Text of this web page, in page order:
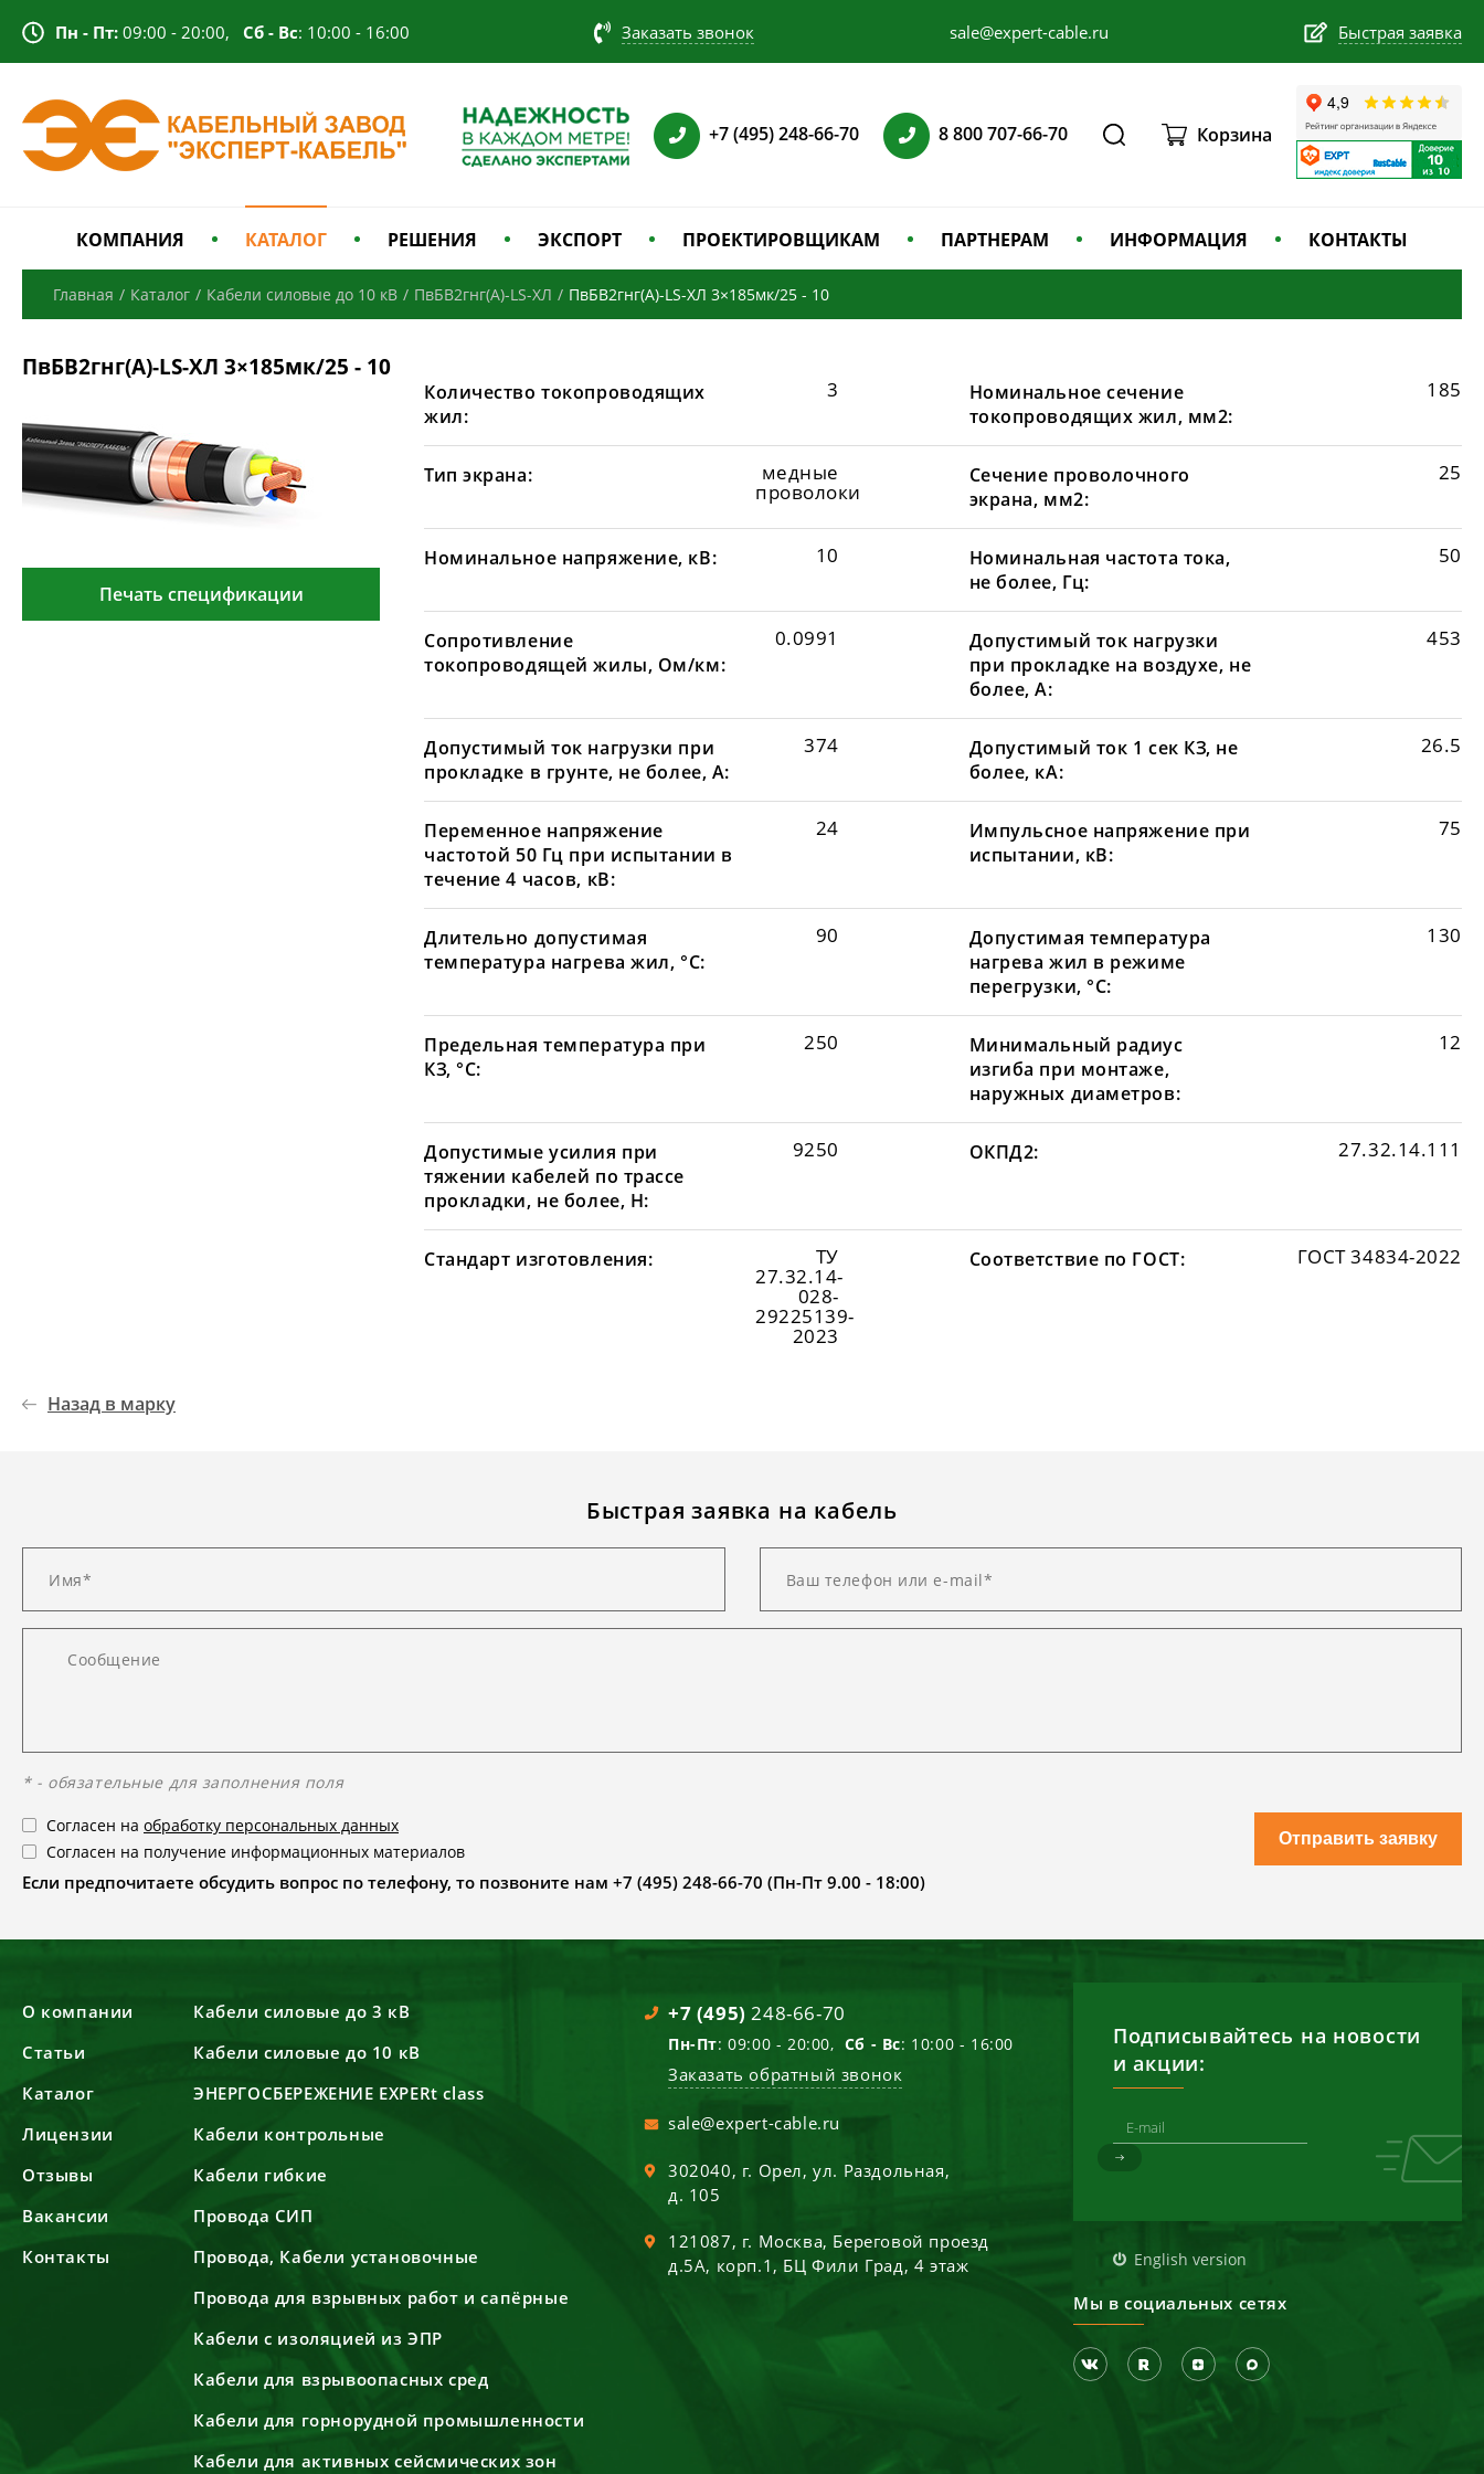
Пн - Пт: 09:00 - 20:00, Сб - Вс: 10:00 - 16:00 Заказать звонок sale@expert-cable.ru Быстрая заявка
+7 (495) 248-66-70 8 800 707-66-70 Корзина
КОМПАНИЯ КАТАЛОГ РЕШЕНИЯ ЭКСПОРТ ПРОЕКТИРОВЩИКАМ ПАРТНЕРАМ ИНФОРМАЦИЯ КОНТАКТЫ
Главная / Каталог / Кабели силовые до 10 кВ / ПвБВ2гнг(А)-LS-ХЛ / ПвБВ2гнг(А)-LS-ХЛ 3×185мк/25 - 10
ПвБВ2гнг(А)-LS-ХЛ 3×185мк/25 - 10
Печать спецификации
Количество токопроводящих
жил:
3
Номинальное сечение
токопроводящих жил, мм2:
185
Тип экрана: медные
проволоки
Сечение проволочного
экрана, мм2:
25
Номинальное напряжение, кВ: 10
Номинальная частота тока,
не более, Гц:
50
Сопротивление
токопроводящей жилы, Ом/км:
0.0991
Допустимый ток нагрузки
при прокладке на воздухе, не
более, А:
453
Допустимый ток нагрузки при
прокладке в грунте, не более, А:
374
Допустимый ток 1 сек КЗ, не
более, кА:
26.5
Переменное напряжение
частотой 50 Гц при испытании в
течение 4 часов, кВ:
24
Импульсное напряжение при
испытании, кВ:
75
Длительно допустимая
температура нагрева жил, °С:
90
Допустимая температура
нагрева жил в режиме
перегрузки, °С:
130
Предельная температура при
КЗ, °С:
250
Минимальный радиус
изгиба при монтаже,
наружных диаметров:
12
Допустимые усилия при
тяжении кабелей по трассе
прокладки, не более, Н:
9250 ОКПД2: 27.32.14.111
Стандарт изготовления: ТУ
27.32.14-
028-
29225139-
2023
Соответствие по ГОСТ: ГОСТ 34834-2022
Назад в марку
Быстрая заявка на кабель
* - обязательные для заполнения поля
Согласен на обработку персональных данных
Согласен на получение информационных материалов
Если предпочитаете обсудить вопрос по телефону, то позвоните нам +7 (495) 248-66-70 (Пн-Пт 9.00 - 18:00)
Отправить заявку
О компании
Статьи
Каталог
Лицензии
Отзывы
Вакансии
Контакты
Кабели силовые до 3 кВ
Кабели силовые до 10 кВ
ЭНЕРГОСБЕРЕЖЕНИЕ EXPERt class
Кабели контрольные
Кабели гибкие
Провода СИП
Провода, Кабели установочные
Провода для взрывных работ и сапёрные
Кабели с изоляцией из ЭПР
Кабели для взрывоопасных сред
Кабели для горнорудной промышленности
Кабели для активных сейсмических зон
+7 (495) 248-66-70
Пн-Пт: 09:00 - 20:00, Сб - Вс: 10:00 - 16:00
Заказать обратный звонок
sale@expert-cable.ru
302040, г. Орел,ул. Раздольная,
д. 105
121087, г. Москва, Береговой проезд
д.5А, корп.1, БЦ Фили Град, 4 этаж
Подписывайтесь на новости
и акции:
English version
Мы в социальных сетях